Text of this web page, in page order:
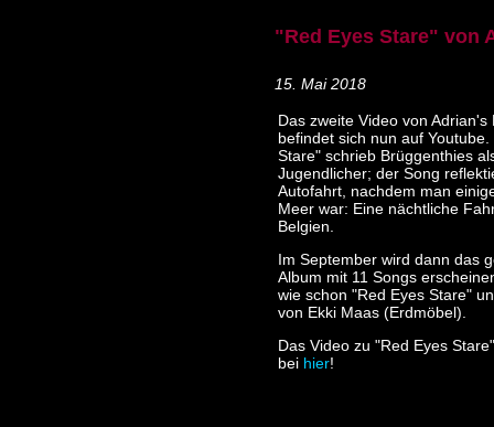
"Red Eyes Stare" von
15. Mai 2018
Das zweite Video von Adrian's
befindet sich nun auf Youtube.
Stare" schrieb Brüggenthies
Jugendlicher; der Song
Autofahrt, nachdem man
Meer war: Eine nächtliche
Belgien.
Im September wird dann das
Album mit 11 Songs
wie schon "Red Eyes Stare"
von Ekki Maas (Erdmöbel).
Das Video zu "Red Eyes
bei hier!